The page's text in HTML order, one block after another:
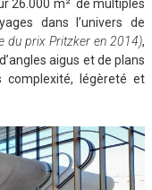
26.000 m² de multiples
dans l’univers de
du prix Pritzker en 2014),
aigus et de plans
complexité, légèreté et